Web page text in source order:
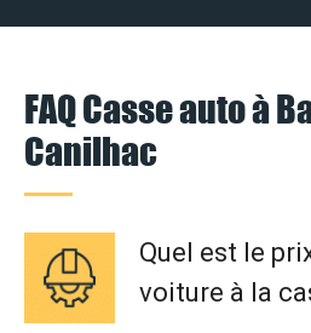
FAQ Casse auto à
Canilhac
Quel est le
voiture à la